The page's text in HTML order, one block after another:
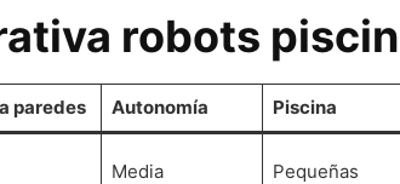
robots
paredes Autonomía Piscina
Media Pequeñas